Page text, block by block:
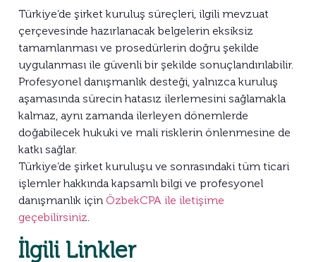
Türkiye’de şirket kuruluş süreçleri, ilgili mevzuat
çerçevesinde hazırlanacak belgelerin eksiksiz
tamamlanması ve prosedürlerin doğru şekilde
uygulanması ile güvenli bir şekilde sonuçlandırılabilir.
Profesyonel danışmanlık desteği, yalnızca kuruluş
aşamasında sürecin hatasız ilerlemesini sağlamakla
kalmaz, aynı zamanda ilerleyen dönemlerde
doğabilecek hukuki ve mali risklerin önlenmesine de
katkı sağlar.
Türkiye’de şirket kuruluşu ve sonrasındaki tüm ticari
işlemler hakkında kapsamlı bilgi ve profesyonel
danışmanlık için ÖzbekCPA ile iletişime
geçebilirsiniz.
İlgili Linkler